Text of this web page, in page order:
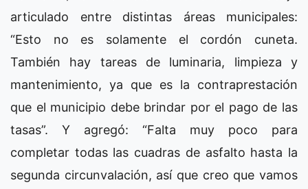
articulado entre distintas áreas municipales:
“Esto no es solamente el cordón cuneta.
También hay tareas de luminaria, limpieza y
mantenimiento, ya que es la contraprestación
que el municipio debe brindar por el pago de las
tasas”. Y agregó: “Falta muy poco para
completar todas las cuadras de asfalto hasta la
segunda circunvalación, así que creo que vamos